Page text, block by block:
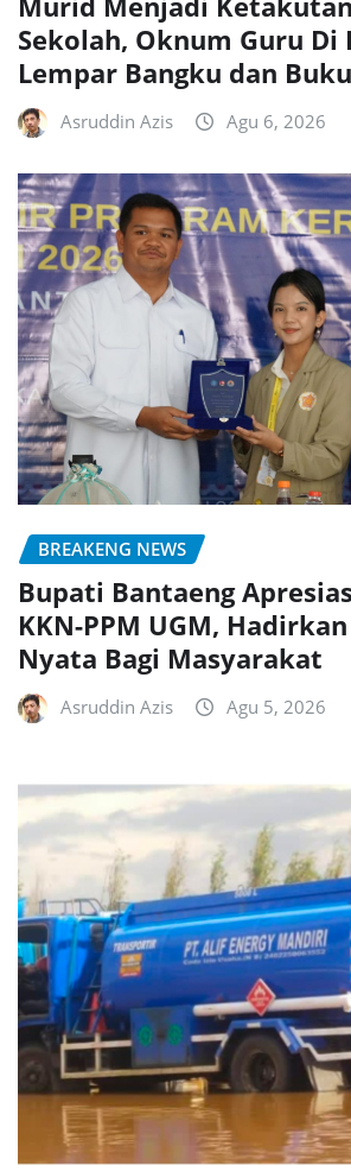
Sekolah, Oknum Guru Di
Lempar Bangku dan
Asruddin Azis Agu 6, 2026
BREAKENG NEWS
Bupati Bantaeng
KKN-PPM UGM,
Nyata Bagi Masyarakat
Asruddin Azis Agu 5, 2026